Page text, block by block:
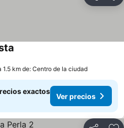
1.5 km de: Centro de la ciudad
exactos
Ver precios